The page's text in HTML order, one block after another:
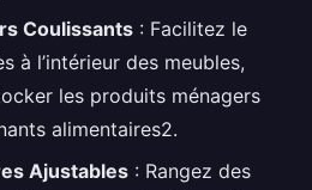
Coulissants : Facilitez le
à l’intérieur des meubles,
les produits ménagers
alimentaires2.
Ajustables : Rangez des